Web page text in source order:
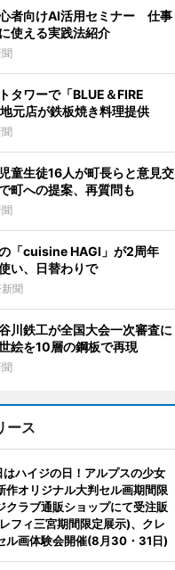
者向けAI活用セミナー 仕事
使える実践法紹介
タワーで「BLUE＆FIRE
店が鉄板焼き料理提供
児童生徒16人が町長らと意見交
町への提案、再質問も
「cuisine HAGI」が2周年
い、日替わりで
聞
川鉄工が全国大会一次審査に
絵を10層の鋼板で再現
ース
はハイジの日！アルプスの少女
作オリジナル大判セル画期間限
クラブ通販ショップにて受注販
フィ三宮期間限定展示)、クレ
ル画体験会開催(8月30・31日)